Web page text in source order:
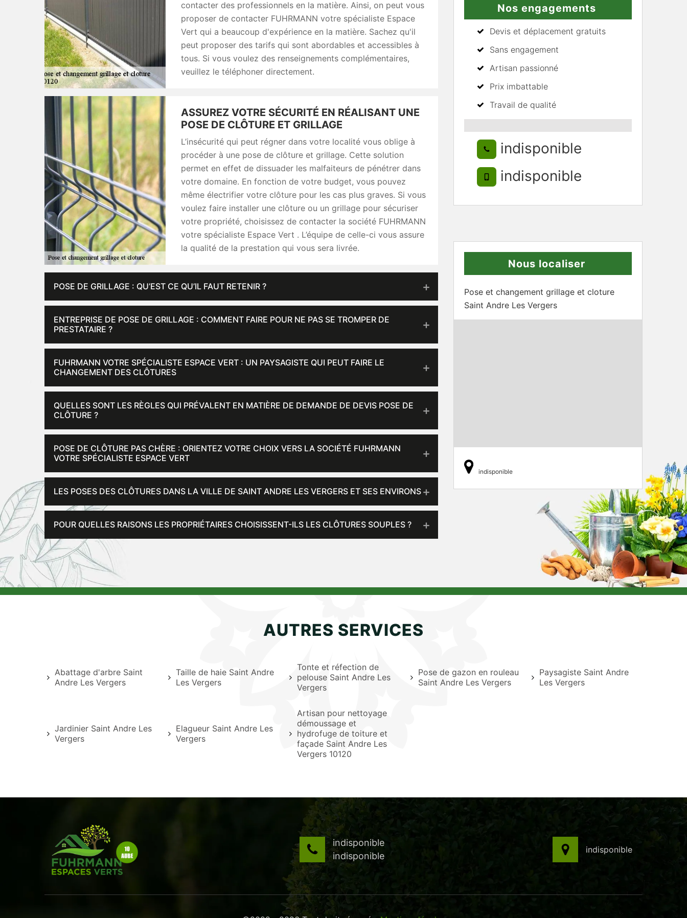
contacter des professionnels en la matière. Ainsi, on peut vous
proposer de contacter FUHRMANN votre spécialiste Espace
Vert qui a beaucoup d'expérience en la matière. Sachez qu'il
peut proposer des tarifs qui sont abordables et accessibles à
tous. Si vous voulez des renseignements complémentaires,
veuillez le téléphoner directement.
ASSUREZ VOTRE SÉCURITÉ EN RÉALISANT UNE
POSE DE CLÔTURE ET GRILLAGE
L’insécurité qui peut régner dans votre localité vous oblige à
procéder à une pose de clôture et grillage. Cette solution
permet en effet de dissuader les malfaiteurs de pénétrer dans
votre domaine. En fonction de votre budget, vous pouvez
même électrifier votre clôture pour les cas plus graves. Si vous
voulez faire installer une clôture ou un grillage pour sécuriser
votre propriété, choisissez de contacter la société FUHRMANN
votre spécialiste Espace Vert . L’équipe de celle-ci vous assure
la qualité de la prestation qui vous sera livrée.
POSE DE GRILLAGE : QU’EST CE QU’IL FAUT RETENIR ?
ENTREPRISE DE POSE DE GRILLAGE : COMMENT FAIRE POUR NE PAS SE TROMPER DE
PRESTATAIRE ?
FUHRMANN VOTRE SPÉCIALISTE ESPACE VERT : UN PAYSAGISTE QUI PEUT FAIRE LE
CHANGEMENT DES CLÔTURES
QUELLES SONT LES RÈGLES QUI PRÉVALENT EN MATIÈRE DE DEMANDE DE DEVIS POSE DE
CLÔTURE ?
POSE DE CLÔTURE PAS CHÈRE : ORIENTEZ VOTRE CHOIX VERS LA SOCIÉTÉ FUHRMANN
VOTRE SPÉCIALISTE ESPACE VERT
LES POSES DES CLÔTURES DANS LA VILLE DE SAINT ANDRE LES VERGERS ET SES ENVIRONS
POUR QUELLES RAISONS LES PROPRIÉTAIRES CHOISISSENT-ILS LES CLÔTURES SOUPLES ?
Nos engagements
Devis et déplacement gratuits
Sans engagement
Artisan passionné
Prix imbattable
Travail de qualité
indisponible
indisponible
Nous localiser
Pose et changement grillage et cloture
Saint Andre Les Vergers
indisponible
AUTRES SERVICES
Abattage d'arbre Saint
Andre Les Vergers
Taille de haie Saint Andre
Les Vergers
Tonte et réfection de
pelouse Saint Andre Les
Vergers
Pose de gazon en rouleau
Saint Andre Les Vergers
Paysagiste Saint Andre
Les Vergers
Jardinier Saint Andre Les
Vergers
Elagueur Saint Andre Les
Vergers
Artisan pour nettoyage
démoussage et
hydrofuge de toiture et
façade Saint Andre Les
Vergers 10120
indisponible
indisponible
indisponible